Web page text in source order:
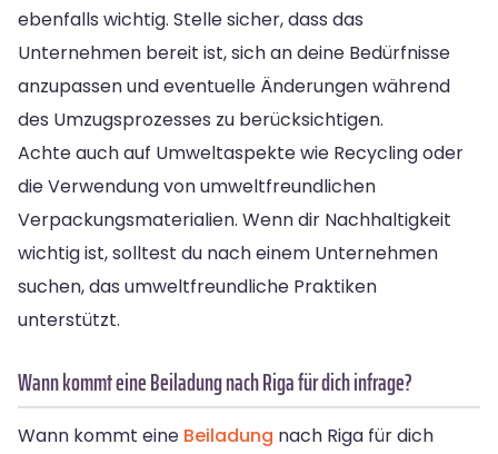
ebenfalls wichtig. Stelle sicher, dass das
Unternehmen bereit ist, sich an deine Bedürfnisse
anzupassen und eventuelle Änderungen während
des Umzugsprozesses zu berücksichtigen.
Achte auch auf Umweltaspekte wie Recycling oder
die Verwendung von umweltfreundlichen
Verpackungsmaterialien. Wenn dir Nachhaltigkeit
wichtig ist, solltest du nach einem Unternehmen
suchen, das umweltfreundliche Praktiken
unterstützt.
Wann kommt eine Beiladung nach Riga für dich infrage?
Wann kommt eine Beiladung nach Riga für dich